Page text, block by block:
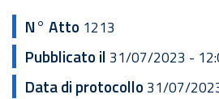
N° Atto 1213
Pubblicato il 31/07/2023 -
Data di protocollo 31/07/